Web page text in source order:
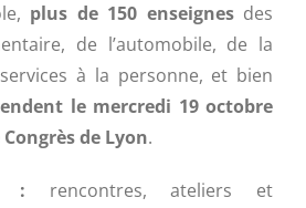
plus de 150 enseignesdes
de l’automobile, de la
à la personne, et bien
le mercredi 19 octobre
de Lyon.
: rencontres, ateliers et